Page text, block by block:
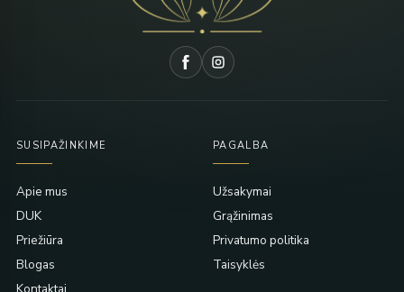
SUSIPAŽINKIME
Apie mus
DUK
Priežiūra
Blogas
Kontaktai
PAGALBA
Užsakymai
Grąžinimas
Privatumo politika
Taisyklės